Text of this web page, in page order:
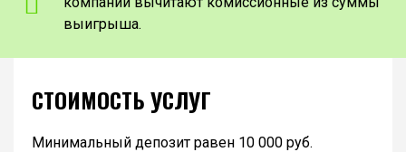
выигрыша.
СТОИМОСТЬ УСЛУГ
Минимальный депозит равен 10 000 руб.